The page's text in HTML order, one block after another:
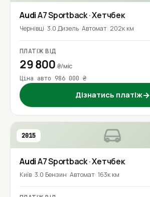
AudiA7 Sportback· Хетчбек
Чернівці 3.0 Дизель Автомат 202к км
ПЛАТІЖ ВІД
29 800 ₴/міс
Ціна авто 986 000 ₴
Дізнатись платіж→
2015
AudiA7 Sportback· Хетчбек
Київ 3.0 Бензин Автомат 163к км